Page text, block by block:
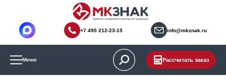
info@mkznak.ru
+7 495 212-23-15
Меню Рассчитать заказ